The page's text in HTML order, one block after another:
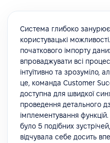
Система глибоко
користувацькі
початкового імпорту
впроваджувати всі
інтуїтивно та зрозуміло,
це, команда Customer
доступна для швидкої
проведення детального
імплементування
було 5 подібних
відчувала себе досить